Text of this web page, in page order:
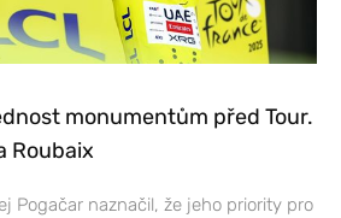
monumentům před Tour.
Roubaix
Pogačar naznačil, že jeho priority pro